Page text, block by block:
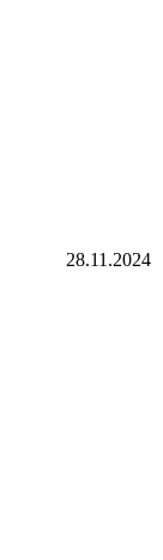
28.11.2024